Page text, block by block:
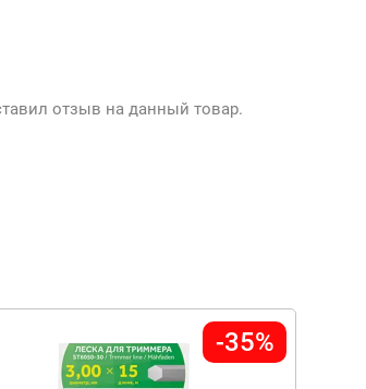
отзыв на данный товар.
-35%